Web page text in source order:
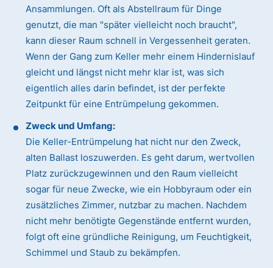
Ansammlungen. Oft als Abstellraum für Dinge
genutzt, die man "später vielleicht noch braucht",
kann dieser Raum schnell in Vergessenheit geraten.
Wenn der Gang zum Keller mehr einem Hindernislauf
gleicht und längst nicht mehr klar ist, was sich
eigentlich alles darin befindet, ist der perfekte
Zeitpunkt für eine Entrümpelung gekommen.
Zweck und Umfang:
Die Keller-Entrümpelung hat nicht nur den Zweck,
alten Ballast loszuwerden. Es geht darum, wertvollen
Platz zurückzugewinnen und den Raum vielleicht
sogar für neue Zwecke, wie ein Hobbyraum oder ein
zusätzliches Zimmer, nutzbar zu machen. Nachdem
nicht mehr benötigte Gegenstände entfernt wurden,
folgt oft eine gründliche Reinigung, um Feuchtigkeit,
Schimmel und Staub zu bekämpfen.